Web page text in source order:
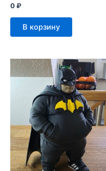
0₽
В корзину